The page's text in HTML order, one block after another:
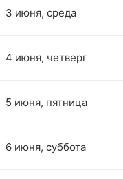
3 июня, среда
4 июня, четверг
5 июня, пятница
6 июня, суббота